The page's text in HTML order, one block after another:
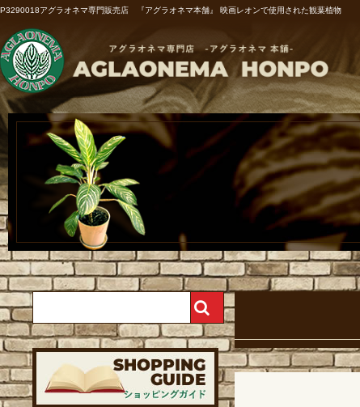
P3290018アグラオネマ専門販売店 『アグラオネマ本舗』 映画レオンで使用された観葉植物